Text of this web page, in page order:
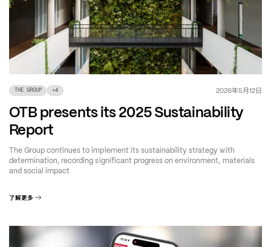
THE GROUP +4 2026年5月12日
OTB presents its 2025 Sustainability
Report
The Group continues to implement its sustainability strategy with
determination, recording significant progress on environment, materials
and social impact
了解更多